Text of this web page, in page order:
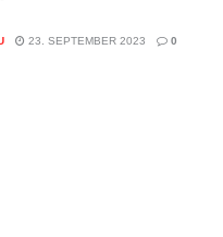
23. SEPTEMBER 2023 0